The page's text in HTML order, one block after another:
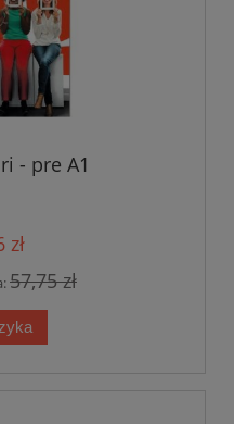
- pre A1
zł
57,75 zł